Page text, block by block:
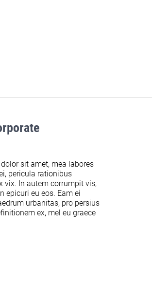
sit amet, mea labores
pericula rationibus
vix. In autem corrumpit vis,
epicuri eu eos. Eam ei
urbanitas, pro persius
ex, mel eu graece